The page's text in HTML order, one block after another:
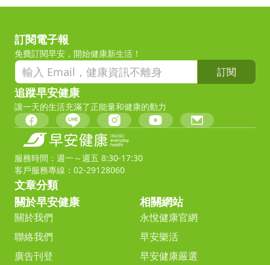
訂閱電子報
免費訂閱早安，開始健康新生活！
訂閱
追蹤早安健康
讓一天的生活充滿了正能量和健康的動力
服務時間：週一～週五 8:30-17:30
客戶服務專線：02-29128060
文章分類
關於早安健康
關於我們
聯絡我們
廣告刊登
相關網站
永悅健康官網
早安樂活
早安健康嚴選